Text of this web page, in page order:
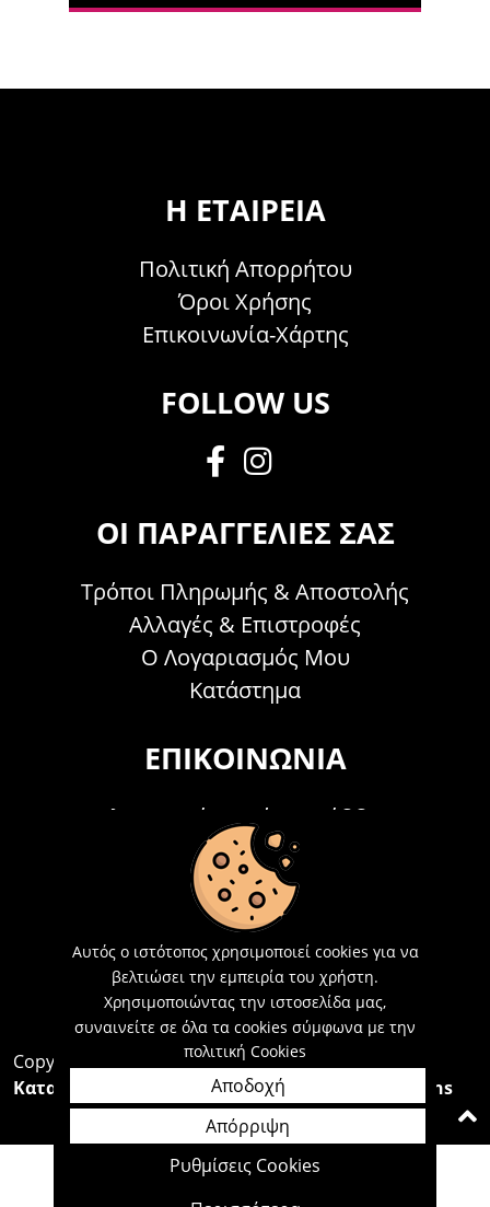
Η ΕΤΑΙΡΕΊΑ
Πολιτική Απορρήτου
Όροι Χρήσης
Επικοινωνία-Χάρτης
FOLLOW US
ΟΙ ΠΑΡΑΓΓΕΛΊΕΣ ΣΑΣ
Τρόποι Πληρωμής & Αποστολής
Αλλαγές & Επιστροφές
Ο Λογαριασμός Μου
Κατάστημα
ΕΠΙΚΟΙΝΩΝΊΑ
Τηλεφωνικά Δευτέρα - Σάββατο
09:00 - 15:00
Τ: 26214 00104
info@acosmetics.gr
Copyright 2026,
Acosmetics Αθανασόπουλος
Κατασκευή Ιστοσελίδων Interactive Net Solutions
Αυτός ο ιστότοπος χρησιμοποιεί cookies για να
βελτιώσει την εμπειρία του χρήστη.
Χρησιμοποιώντας την ιστοσελίδα μας,
συναινείτε σε όλα τα cookies σύμφωνα με την
πολιτική Cookies
Αποδοχή
Απόρριψη
Ρυθμίσεις Cookies